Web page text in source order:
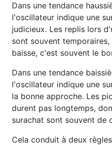
Dans une tendance
l'oscillateur indique une
judicieux. Les replis lors
sont souvent
baisse, c'est souvent le
Dans une tendance
l'oscillateur indique une
la bonne approche. Les
durent pas longtemps,
surachat sont souvent de
Cela conduit à deux